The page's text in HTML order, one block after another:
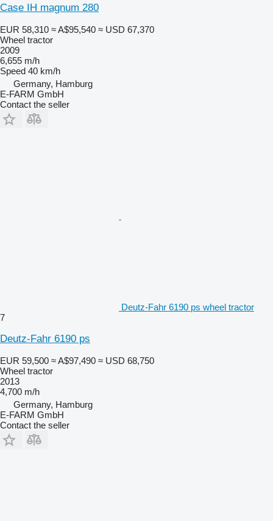
Case IH magnum 280
EUR 58,310 ≈ A$95,540 ≈ USD 67,370
Wheel tractor
2009
6,655 m/h
Speed 40 km/h
Germany, Hamburg
E-FARM GmbH
Contact the seller
Deutz-Fahr 6190 ps wheel tractor
7
Deutz-Fahr 6190 ps
EUR 59,500 ≈ A$97,490 ≈ USD 68,750
Wheel tractor
2013
4,700 m/h
Germany, Hamburg
E-FARM GmbH
Contact the seller